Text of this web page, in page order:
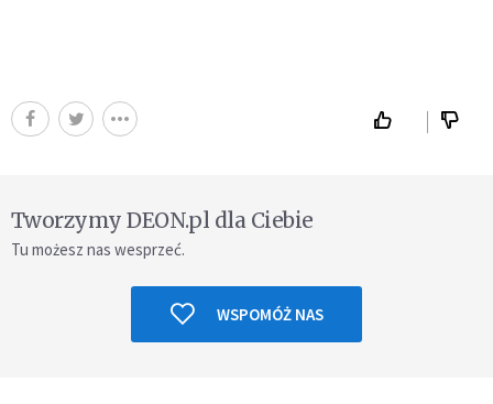
Tworzymy DEON.pl dla Ciebie
Tu możesz nas wesprzeć.
WSPOMÓŻ NAS